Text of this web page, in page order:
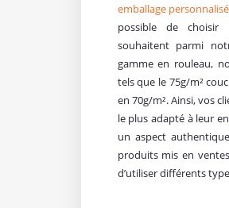
emballage personnalisé
possible de choisir
souhaitent parmi
gamme en rouleau,
tels que le 75g/m²
en 70g/m². Ainsi, vos
le plus adapté à leur
un aspect
produits mis en
d’utiliser différents